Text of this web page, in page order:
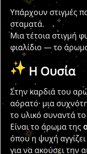
Υπάρχουν στιγμές
σταματά.
Μια τέτοια στιγμή
φιαλίδιο — το
Η Ουσία
Στην καρδιά του
αόρατο· μια
το υλικό συναντά
Είναι το άρωμα της
όπου η ψυχή
για να ακούσει την